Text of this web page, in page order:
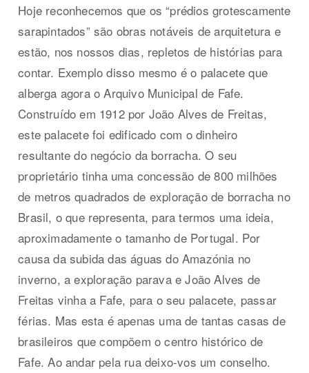
Hoje reconhecemos que os “prédios grotescamente
sarapintados” são obras notáveis de arquitetura e
estão, nos nossos dias, repletos de histórias para
contar. Exemplo disso mesmo é o palacete que
alberga agora o Arquivo Municipal de Fafe.
Construído em 1912 por João Alves de Freitas,
este palacete foi edificado com o dinheiro
resultante do negócio da borracha. O seu
proprietário tinha uma concessão de 800 milhões
de metros quadrados de exploração de borracha no
Brasil, o que representa, para termos uma ideia,
aproximadamente o tamanho de Portugal. Por
causa da subida das águas do Amazónia no
inverno, a exploração parava e João Alves de
Freitas vinha a Fafe, para o seu palacete, passar
férias. Mas esta é apenas uma de tantas casas de
brasileiros que compõem o centro histórico de
Fafe. Ao andar pela rua deixo-vos um conselho.